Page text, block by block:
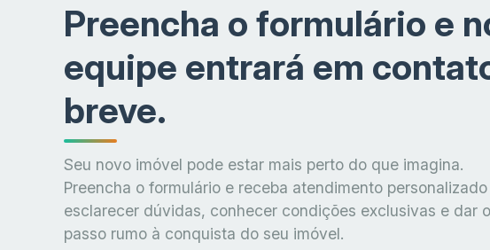
Preencha o formulário e
equipe entrará em
breve.
Seu novo imóvel pode estar mais perto do que imagina.
Preencha o formulário e receba atendimento personalizado
esclarecer dúvidas, conhecer condições exclusivas e dar
passo rumo à conquista do seu imóvel.